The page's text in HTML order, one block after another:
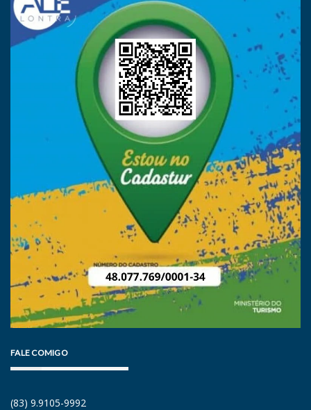
FALE COMIGO
(83) 9.9105-9992